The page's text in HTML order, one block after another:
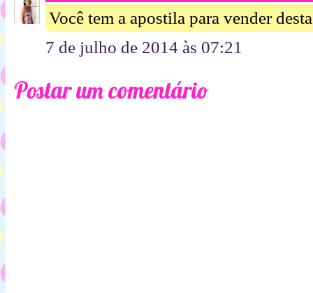
Você tem a apostila para vender
7 de julho de 2014 às 07:21
Postar um comentário